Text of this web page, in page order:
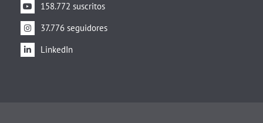
158.772 suscritos
37.776 seguidores
LinkedIn